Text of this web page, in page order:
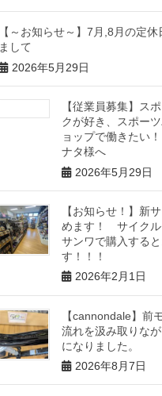
【～お知らせ～】7月,8月の定休
まして
2026年5月29日
【従業員募集】ス
クが好き、スポー
ョップで働きたい
ナタ様へ
2026年5月29日
【お知らせ！】新
めます！ サイクル
サンワで購入する
す！！！
2026年2月1日
【cannondale】前
流れを汲み取りな
になりました。
2026年8月7日